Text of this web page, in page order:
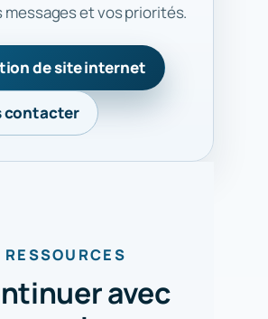
messages et vos priorités.
de site internet
contacter
RESSOURCES
avec